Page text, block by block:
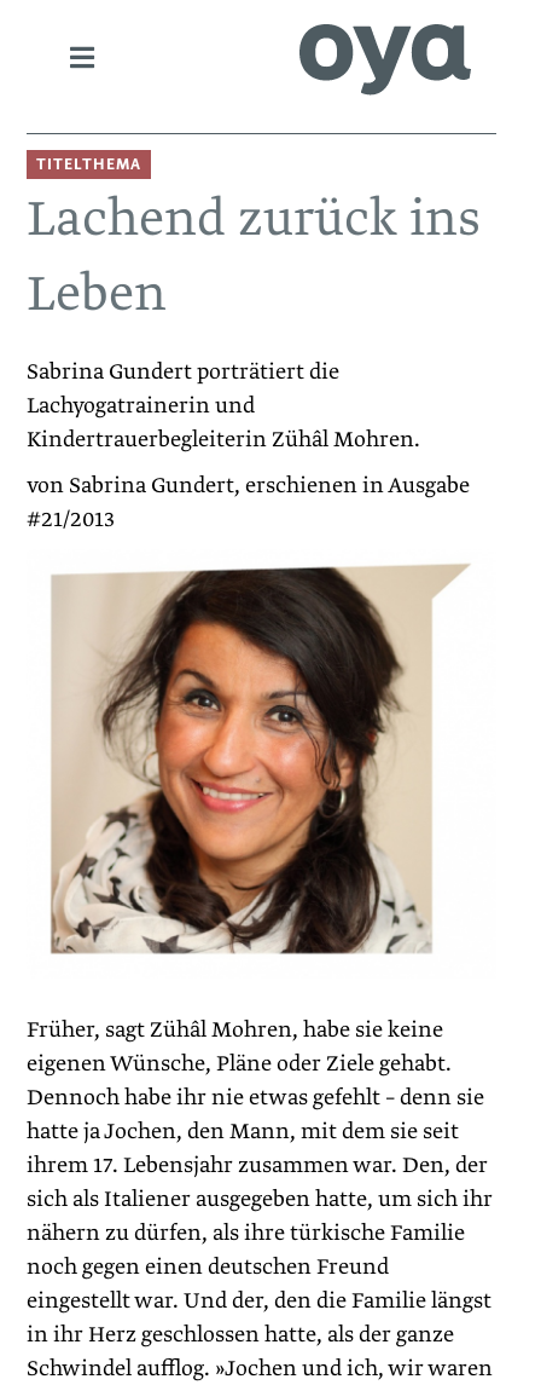
TITELTHEMA
Lachend zurück ins
Leben
Sabrina Gundert porträtiert die
Lachyogatrainerin und
Kindertrauerbegleiterin Zühâl Mohren.
von Sabrina Gundert, erschienen in Ausgabe
#21/2013
Früher, sagt Zühâl Mohren, habe sie keine
eigenen Wünsche, Pläne oder Ziele gehabt.
Dennoch habe ihr nie etwas gefehlt – denn sie
hatte ja Jochen, den Mann, mit dem sie seit
ihrem 17. Lebensjahr zusammen war. Den, der
sich als Italiener ausgegeben hatte, um sich ihr
nähern zu dürfen, als ihre türkische Familie
noch gegen einen deutschen Freund
eingestellt war. Und der, den die Familie längst
in ihr Herz geschlossen hatte, als der ganze
Schwindel aufflog. »Jochen und ich, wir waren